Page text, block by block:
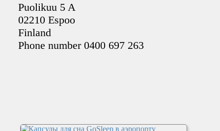
Puolikuu 5 A
02210 Espoo
Finland
Phone number 0400 697 263